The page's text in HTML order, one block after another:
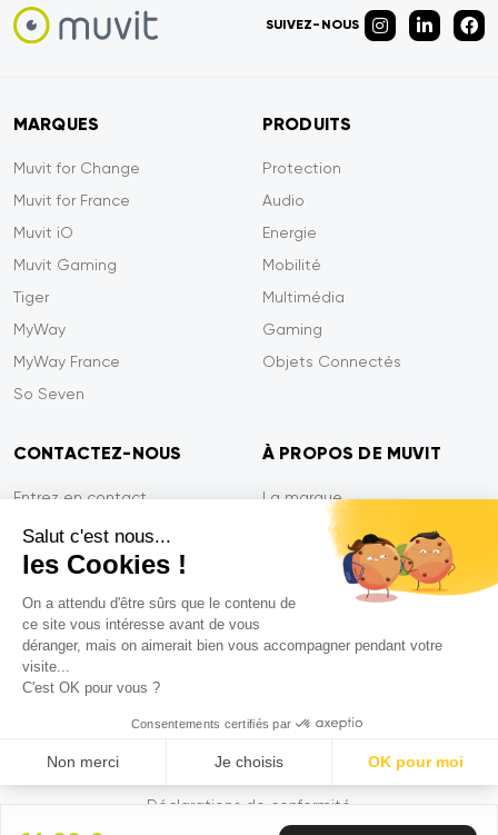
Salut c'est nous...
les Cookies !
On a attendu d'être sûrs que le contenu de
ce site vous intéresse avant de vous
déranger, mais on aimerait bien vous accompagner pendant votre
visite...
C'est OK pour vous ?
Consentements certifiés par
Non merci Je choisis OK pour moi
Plataforma de Gestión de Consentimiento: Personaliza tus
SUIVEZ-NOUS
MARQUES
Muvit for Change
Muvit for France
Muvit iO
Muvit Gaming
Tiger
MyWay
MyWay France
So Seven
PRODUITS
Protection
Audio
Energie
Mobilité
Multimédia
Gaming
Objets Connectés
CONTACTEZ-NOUS
Entrez en contact
Paiement sécurisé
Efficacité du service
Garantie Tiger
FAQ
À PROPOS DE MUVIT
La marque
Confidentialité
Contactez-nous
Mentions légales
Déclarations de conformité